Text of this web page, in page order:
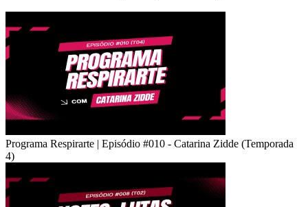
Programa Respirarte | Episódio #010 - Catarina Zidde (Temporada
4)